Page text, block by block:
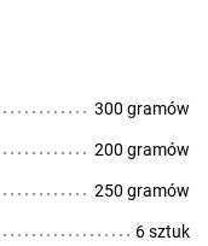
300 gramów
200 gramów
250 gramów
6 sztuk